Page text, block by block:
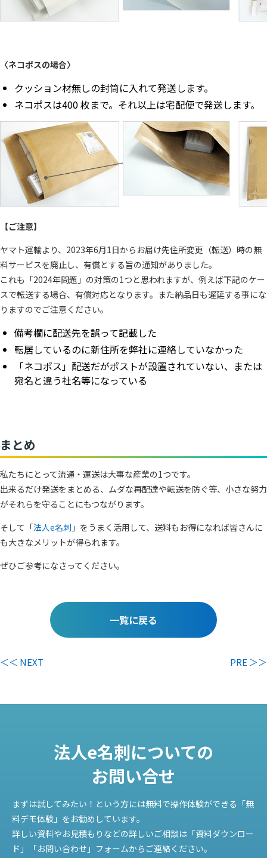
〈ネコポスの場合〉
クッション材無しの封筒に入れて発送します。
ネコポスは400 枚まで。それ以上は宅配便で発送します。
【ご注意】
ヤマト運輸より、2023年6月1日からお届け先住所変更（転送）時の無
料サービスを廃止し、有償とする旨の通知がありました。
これも「2024年問題」の対策の1つと思われますが、例えば下記のケー
スで転送する場合、有償対応となります。また納品日も遅延する事にな
りますのでご注意ください。
備考欄に配送先を誤って記載した
転居しているのに新住所を弊社に連絡していなかった
「ネコポス」配送だがポストが設置されていない、または
宛名と違う社名等になっている
まとめ
私たちにとって流通・運送は大事な産業の1つです。
出来るだけ発送をまとめる、ムダな再配達や転送を防ぐ等、小さな努力
がそれらを守ることにもつながります。
そして「法人e名刺 」をうまく活用して、送料もお得になれば皆さんに
も大きなメリットが得られます。
ぜひご参考になさってください。
一覧に戻る
＜＜ NEXT PRE ＞＞
法人e名刺についての
お問い合せ
まずは試してみたい！という方には無料で操作体験ができる「無
料デモ体験」をお勧めしています。
詳しい資料やお見積もりなどの詳しいご相談は「資料ダウンロー
ド」「お問い合わせ」フォームからご連絡ください。